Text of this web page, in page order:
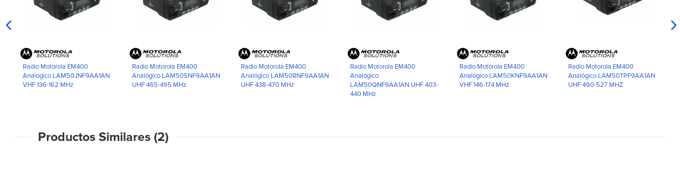
Radio Motorola EM400
Analógico LAM50JNF9AA1AN
VHF 136-162 MHz
Radio Motorola EM400
Analógico LAM50SNF9AA1AN
UHF 465-495 MHz
Radio Motorola EM400
Analógico LAM50RNF9AA1AN
UHF 438-470 MHz
Radio Motorola EM400
Analógico
LAM50QNF9AA1AN UHF 403-
440 MHz
Radio Motorola EM400
Analógico LAM50KNF9AA1AN
VHF 146-174 MHz
Radio Motorola EM400
Analógico LAM50TPF9AA1AN
UHF 490-527 MHZ
‹ ›
Productos Similares (2)